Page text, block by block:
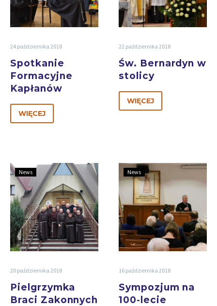
24 października 2018
Spotkanie
Formacyjne
Kapłanów
WIĘCEJ
22 października 2018
Św. Bernardyn w
stolicy
WIĘCEJ
News
20 października 2018
Pielgrzymka
Braci Zakonnych
News
16 października 2018
Sympozjum na
100-lecie